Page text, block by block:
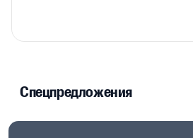
Спецпредложения